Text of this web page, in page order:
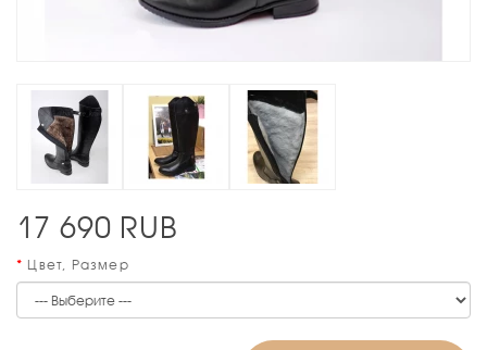
17 690 RUB
Цвет, Размер